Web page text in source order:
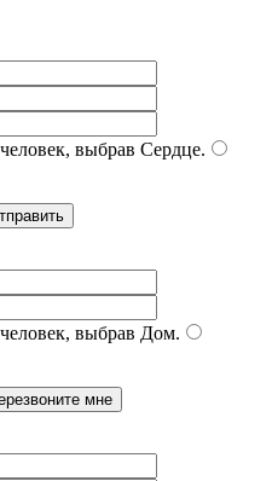
выбрав Сердце.
выбрав Дом.